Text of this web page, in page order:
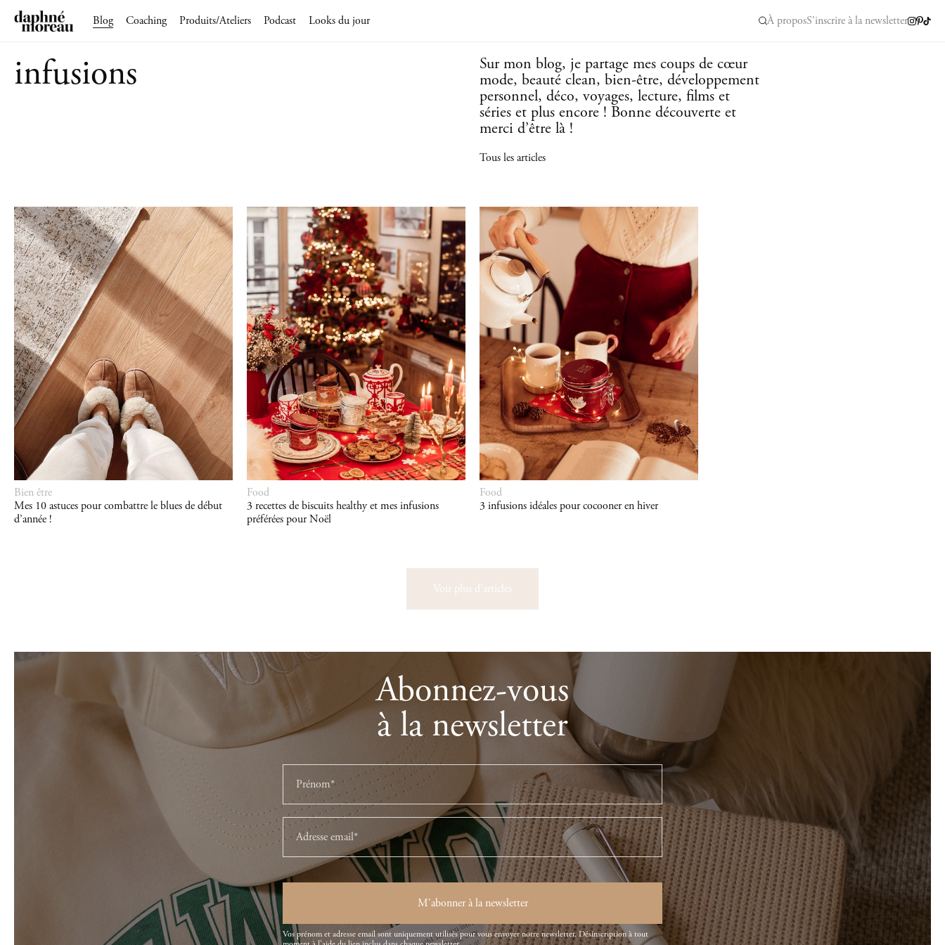
Blog Coaching Produits/Ateliers Podcast Looks du jour À proposS'inscrire à la newsletter
infusions
Sur mon blog, je partage mes coups de cœur
mode, beauté clean, bien-être, développement
personnel, déco, voyages, lecture, films et
séries et plus encore ! Bonne découverte et
merci d’être là !
Tous les articles
Bien être
Mes 10 astuces pour combattre le blues de début
d’année !
Food
3 recettes de biscuits healthy et mes infusions
préférées pour Noël
Food
3 infusions idéales pour cocooner en hiver
Voir plus d'articles
Abonnez-vous
à la newsletter
M'abonner à la newsletter
Vos prénom et adresse email sont uniquement utilisés pour vous envoyer notre newsletter. Désinscription à tout